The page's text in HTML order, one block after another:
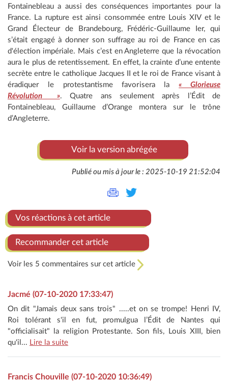
Fontainebleau a aussi des conséquences importantes pour la
France. La rupture est ainsi consommée entre Louis XIV et le
Grand Électeur de Brandebourg, Frédéric-Guillaume Ier, qui
s’était engagé à donner son suffrage au roi de France en cas
d'élection impériale. Mais c’est en Angleterre que la révocation
aura le plus de retentissement. En effet, la crainte d’une entente
secrète entre le catholique Jacques II et le roi de France visant à
éradiquer le protestantisme favorisera la« Glorieuse
Révolution ». Quatre ans seulement après l’Édit de
Fontainebleau, Guillaume d’Orange montera sur le trône
d’Angleterre.
Voir la version abrégée
Publié ou mis à jour le : 2025-10-19 21:52:04
Vos réactions à cet article
Recommander cet article
Voir les 5 commentaires sur cet article
Jacmé (07-10-2020 17:33:47)
On dit "Jamais deux sans trois" .....et on se trompe! Henri IV,
Roi tolérant s'il en fut, promulgua l’Édit de Nantes qui
"officialisait" la religion Protestante. Son fils, Louis XIII, bien
qu'il... Lire la suite
Francis Chouville (07-10-2020 10:36:49)